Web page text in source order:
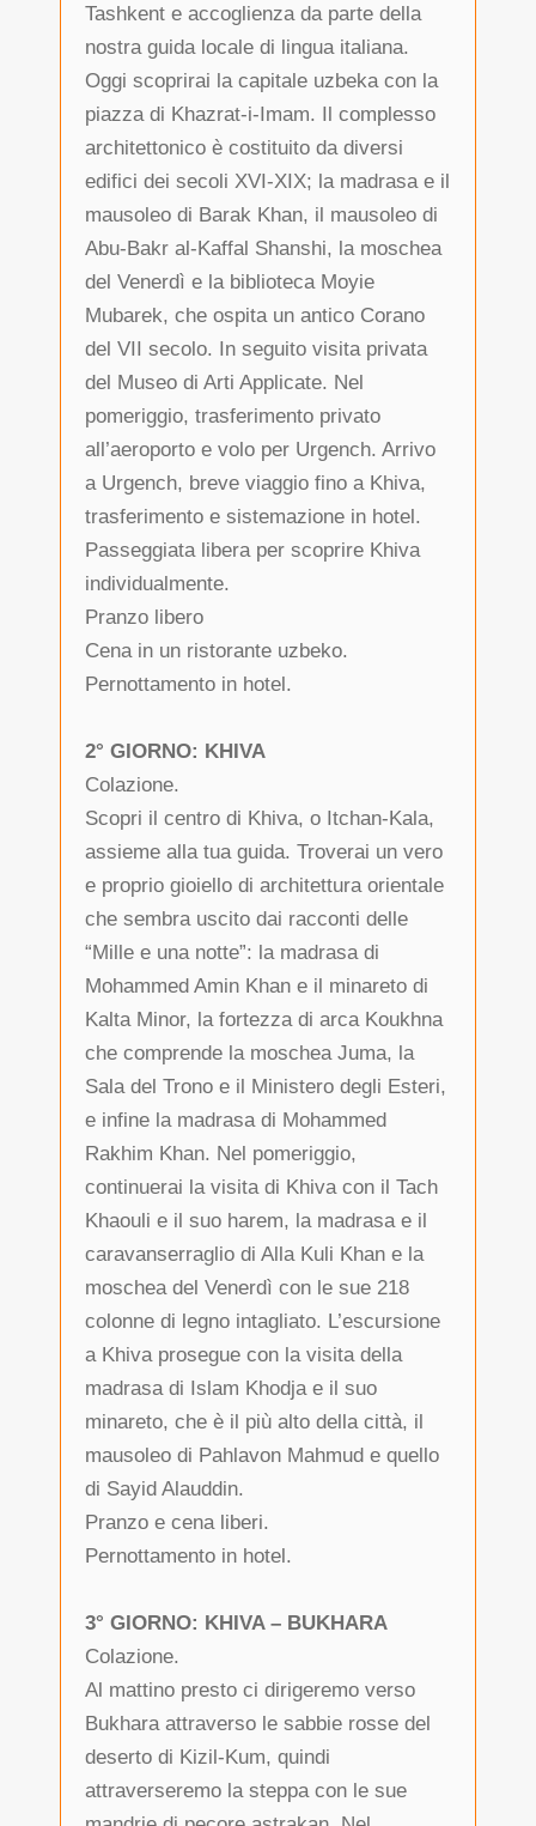
Tashkent e accoglienza da parte della
nostra guida locale di lingua italiana.
Oggi scoprirai la capitale uzbeka con la
piazza di Khazrat-i-Imam. Il complesso
architettonico è costituito da diversi
edifici dei secoli XVI-XIX; la madrasa e il
mausoleo di Barak Khan, il mausoleo di
Abu-Bakr al-Kaffal Shanshi, la moschea
del Venerdì e la biblioteca Moyie
Mubarek, che ospita un antico Corano
del VII secolo. In seguito visita privata
del Museo di Arti Applicate. Nel
pomeriggio, trasferimento privato
all’aeroporto e volo per Urgench. Arrivo
a Urgench, breve viaggio fino a Khiva,
trasferimento e sistemazione in hotel.
Passeggiata libera per scoprire Khiva
individualmente.
Pranzo libero
Cena in un ristorante uzbeko.
Pernottamento in hotel.
2° GIORNO: KHIVA
Colazione.
Scopri il centro di Khiva, o Itchan-Kala,
assieme alla tua guida. Troverai un vero
e proprio gioiello di architettura orientale
che sembra uscito dai racconti delle
“Mille e una notte”: la madrasa di
Mohammed Amin Khan e il minareto di
Kalta Minor, la fortezza di arca Koukhna
che comprende la moschea Juma, la
Sala del Trono e il Ministero degli Esteri,
e infine la madrasa di Mohammed
Rakhim Khan. Nel pomeriggio,
continuerai la visita di Khiva con il Tach
Khaouli e il suo harem, la madrasa e il
caravanserraglio di Alla Kuli Khan e la
moschea del Venerdì con le sue 218
colonne di legno intagliato. L’escursione
a Khiva prosegue con la visita della
madrasa di Islam Khodja e il suo
minareto, che è il più alto della città, il
mausoleo di Pahlavon Mahmud e quello
di Sayid Alauddin.
Pranzo e cena liberi.
Pernottamento in hotel.
3° GIORNO: KHIVA – BUKHARA
Colazione.
Al mattino presto ci dirigeremo verso
Bukhara attraverso le sabbie rosse del
deserto di Kizil-Kum, quindi
attraverseremo la steppa con le sue